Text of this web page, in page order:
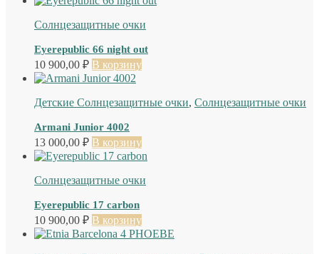
Солнцезащитные очки
Eyerepublic 66 night out
10 900,00 ₽ В корзину
Детские Солнцезащитные очки, Солнцезащитные очки
Armani Junior 4002
13 000,00 ₽ В корзину
Солнцезащитные очки
Eyerepublic 17 carbon
10 900,00 ₽ В корзину